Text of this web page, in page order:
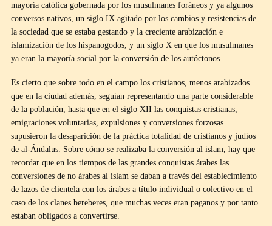
mayoría católica gobernada por los musulmanes foráneos y ya algunos
conversos nativos, un siglo IX agitado por los cambios y resistencias de
la sociedad que se estaba gestando y la creciente arabización e
islamización de los hispanogodos, y un siglo X en que los musulmanes
ya eran la mayoría social por la conversión de los autóctonos.
Es cierto que sobre todo en el campo los cristianos, menos arabizados
que en la ciudad además, seguían representando una parte considerable
de la población, hasta que en el siglo XII las conquistas cristianas,
emigraciones voluntarias, expulsiones y conversiones forzosas
supusieron la desaparición de la práctica totalidad de cristianos y judíos
de al-Ándalus. Sobre cómo se realizaba la conversión al islam, hay que
recordar que en los tiempos de las grandes conquistas árabes las
conversiones de no árabes al islam se daban a través del establecimiento
de lazos de clientela con los árabes a título individual o colectivo en el
caso de los clanes bereberes, que muchas veces eran paganos y por tanto
estaban obligados a convertirse.